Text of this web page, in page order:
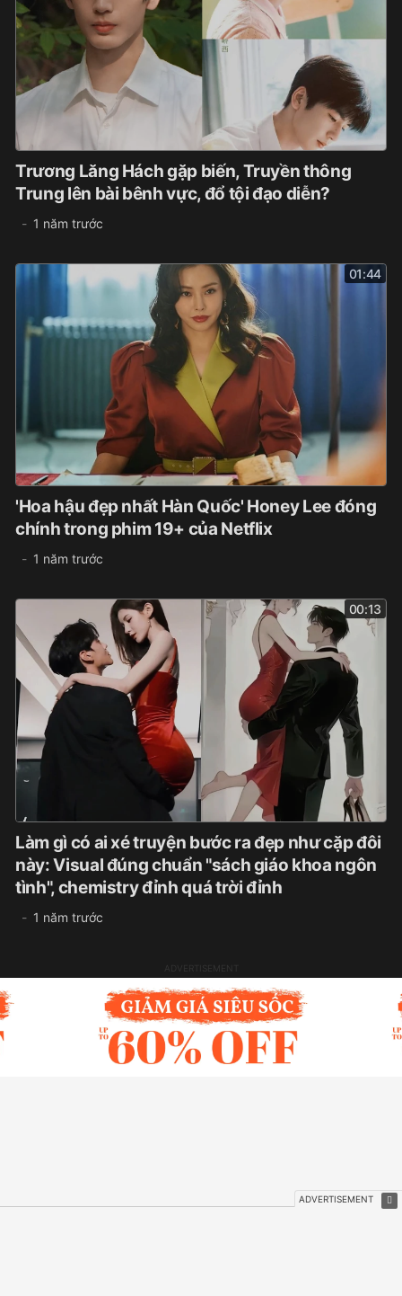
Trương Lăng Hách gặp biến, Truyền thông
Trung lên bài bênh vực, đổ tội đạo diễn?
1 năm trước
01:44
'Hoa hậu đẹp nhất Hàn Quốc' Honey Lee đóng
chính trong phim 19+ của Netflix
1 năm trước
00:13
Làm gì có ai xé truyện bước ra đẹp như cặp đôi
này: Visual đúng chuẩn "sách giáo khoa ngôn
tình", chemistry đỉnh quá trời đỉnh
1 năm trước